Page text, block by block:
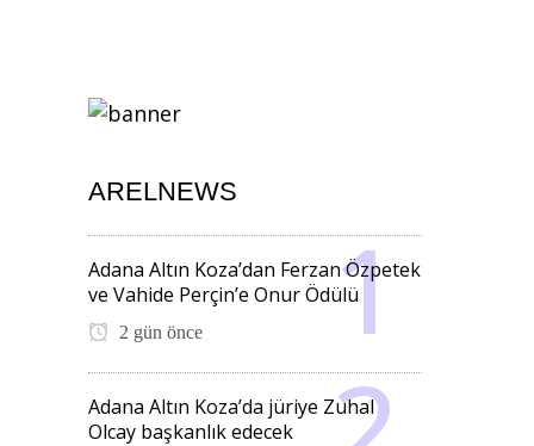
ARELNEWS
Adana Altın Koza’dan Ferzan Özpetek
ve Vahide Perçin’e Onur Ödülü
2 gün önce
Adana Altın Koza’da jüriye Zuhal
Olcay başkanlık edecek